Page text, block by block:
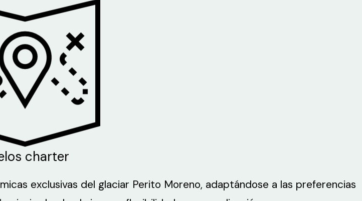
charter
exclusivas del glaciar Perito Moreno, adaptándose a las preferencias